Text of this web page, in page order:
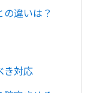
の違いは？
き対応